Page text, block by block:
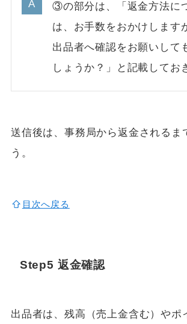
③の部分は、「返金方法に
は、お手数をおかけします
出品者へ確認をお願いして
しょうか？」と記載してお
送信後は、事務局から返金されるま
う。
目次へ戻る
Step5 返金確認
出品者は、残高（売上金含む）やポ